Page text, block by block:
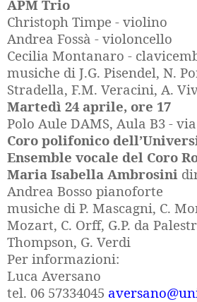
APM Trio
Christoph Timpe - violino
Andrea Fossà - violoncello
Cecilia Montanaro -
musiche di J.G. Pisendel, N.
Stradella, F.M. Veracini, A.
Martedì 24 aprile, ore 17
Polo Aule DAMS, Aula B3 -
Coro polifonico
Ensemble vocale del Coro
Maria Isabella Ambrosini
Andrea Bosso pianoforte
musiche di P. Mascagni, C.
Mozart, C. Orff, G.P. da
Thompson, G. Verdi
Per informazioni:
Luca Aversano
tel. 06 57334045